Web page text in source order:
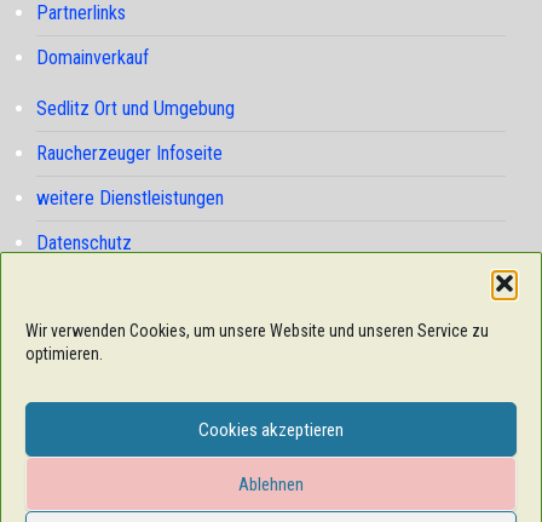
Wir verwenden Cookies, um unsere Website und unseren Service zu
optimieren.
Cookies akzeptieren
Ablehnen
Partnerlinks
Domainverkauf
Sedlitz Ort und Umgebung
Raucherzeuger Infoseite
weitere Dienstleistungen
Datenschutz